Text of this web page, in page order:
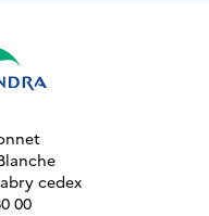
cedex
00